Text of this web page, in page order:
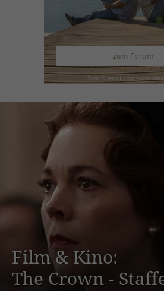
zum Forum
Film & Kino:
The Crown -